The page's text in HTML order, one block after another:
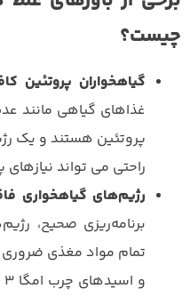
چیست؟
گیاهخواران پروتئین
غذاهای گیاهی مانند
پروتئین هستند و یک
راحتی می تواند نیازهای
رژیم‌های گیاهخواری
برنامه‌ریزی صحیح،